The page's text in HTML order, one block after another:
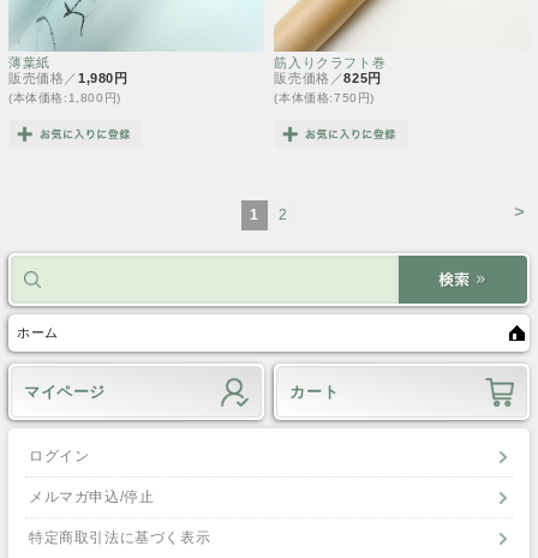
薄葉紙
販売価格／1,980円
(本体価格:1,800円)
筋入りクラフト巻
販売価格／825円
(本体価格:750円)
>
1 2
ホーム
マイページ カート
ログイン
メルマガ申込/停止
特定商取引法に基づく表示